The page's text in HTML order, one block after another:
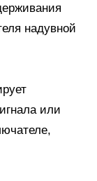
надувной
или